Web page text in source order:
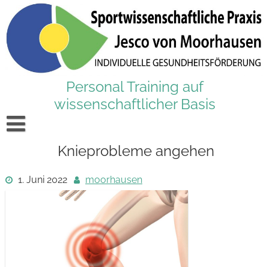
content
Personal Training auf
wissenschaftlicher Basis
Knieprobleme angehen
1. Juni 2022 moorhausen